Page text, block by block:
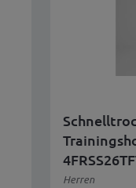
Herren